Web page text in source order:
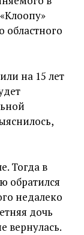
областного
на 15 лет
Тогда в
обратился
недалеко
дочь
вернулась.